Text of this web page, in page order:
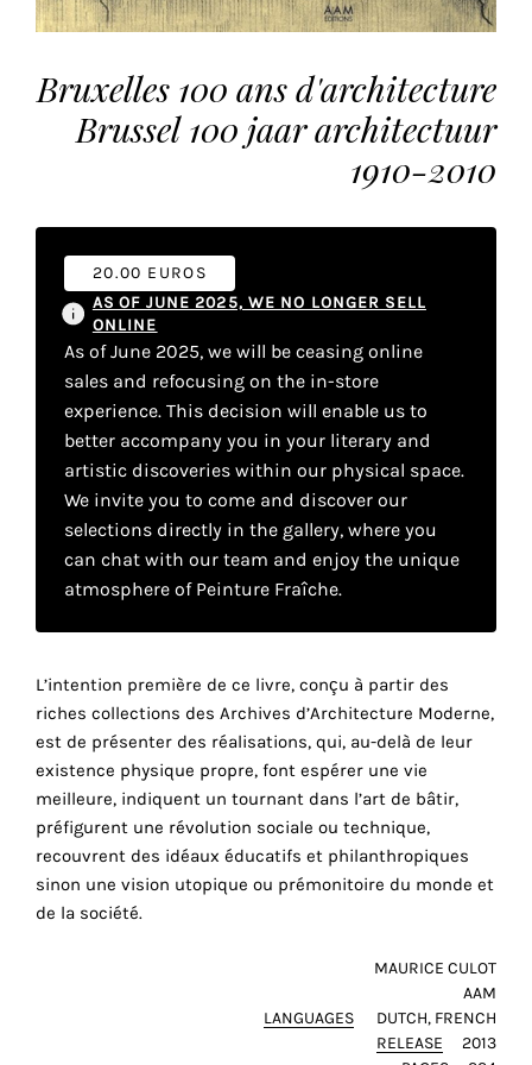
Bruxelles 100 ans d'architecture
Brussel 100 jaar architectuur
1910-2010
20.00 EUROS
AS OF JUNE 2025, WE NO LONGER SELL
ONLINE
As of June 2025, we will be ceasing online
sales and refocusing on the in-store
experience. This decision will enable us to
better accompany you in your literary and
artistic discoveries within our physical space.
We invite you to come and discover our
selections directly in the gallery, where you
can chat with our team and enjoy the unique
atmosphere of Peinture Fraîche.
L’intention première de ce livre, conçu à partir des
riches collections des Archives d’Architecture Moderne,
est de présenter des réalisations, qui, au-delà de leur
existence physique propre, font espérer une vie
meilleure, indiquent un tournant dans l’art de bâtir,
préfigurent une révolution sociale ou technique,
recouvrent des idéaux éducatifs et philanthropiques
sinon une vision utopique ou prémonitoire du monde et
de la société.
MAURICE CULOT
AAM
LANGUAGES
DUTCH FRENCH
RELEASE
2013
personalized
service.
confidentialité.
COOKIES
Make
your
choice
Functional
cookies
This
setting is
mandatory
and
cannot be
disabled.